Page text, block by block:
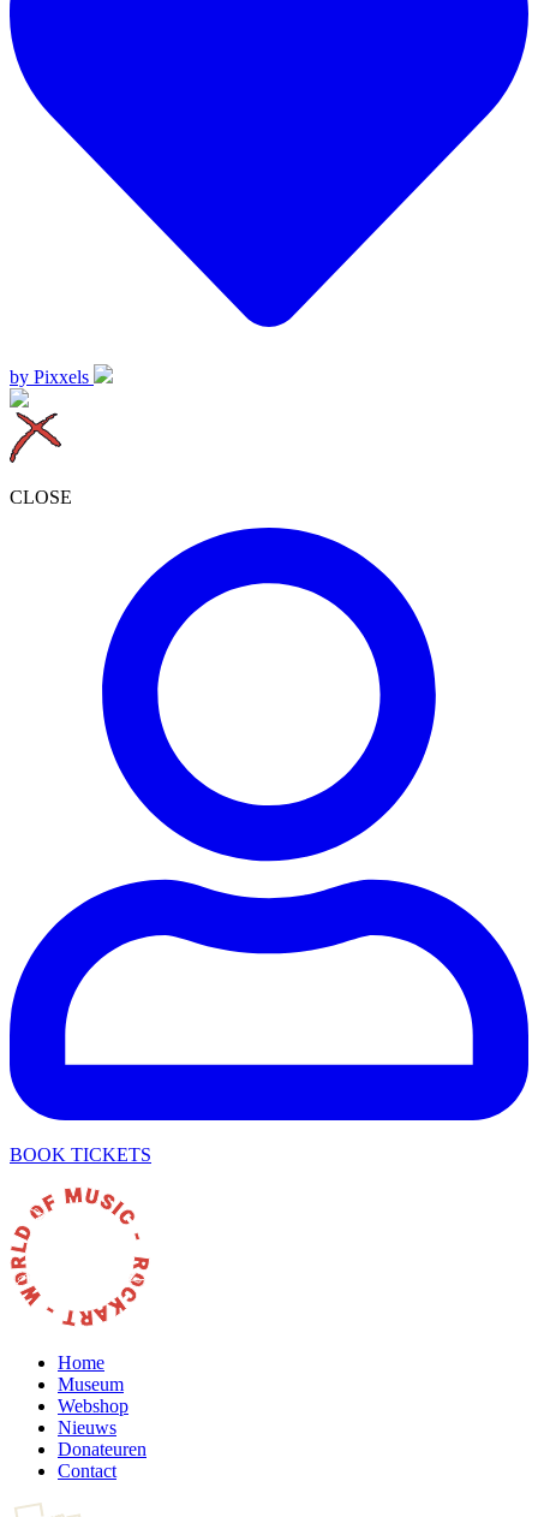
by Pixxels
CLOSE
BOOK TICKETS
Home
Museum
Webshop
Nieuws
Donateuren
Contact